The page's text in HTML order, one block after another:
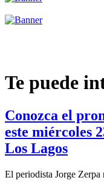
Te puede
Conozca el
este miércoles
Los Lagos
El periodista Jorge